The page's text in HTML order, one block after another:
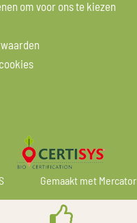
om voor ons te kiezen
Gemaakt met Mercator